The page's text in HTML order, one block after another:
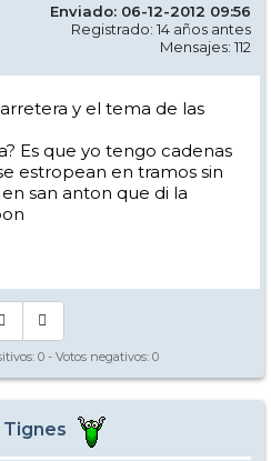
Enviado: 06-12-2012 09:56
Registrado: 14 años antes
Mensajes: 112
y el tema de las
Es que yo tengo cadenas
estropean en tramos sin
san anton que di la
0 - Votos negativos: 0